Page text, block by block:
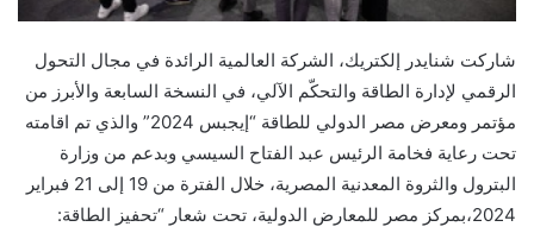
شاركت شنايدر إلكتريك، الشركة العالمية الرائدة في مجال التحول
الرقمي لإدارة الطاقة والتحكّم الآلي، في النسخة السابعة والأبرز من
مؤتمر ومعرض مصر الدولي للطاقة “إيجبس 2024”
والذي تم اقامته
تحت رعاية فخامة الرئيس عبد الفتاح السيسي وبدعم من وزارة
البترول والثروة المعدنية المصرية، خلال الفترة من 19 إلى 21 فبراير
2024،بمركز مصر للمعارض الدولية، تحت شعار “تحفيز الطاقة: